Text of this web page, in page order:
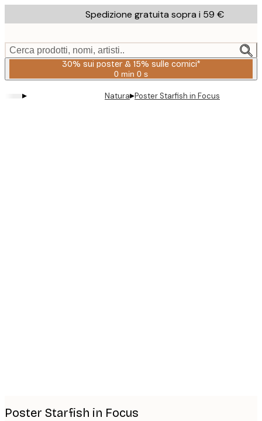
to
content.
Spedizione gratuita sopra i 59 €
Cerca prodotti, nomi, artisti..
30% sui poster & 15% sulle cornici*
0 min 0 s
Valido
a:
▸ Natura▸Poster Starfish in Focus
Poster Starfish in Focus